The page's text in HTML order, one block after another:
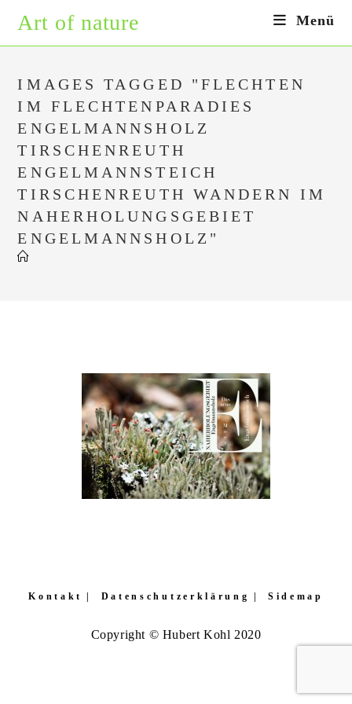
Inhalt
springen
Art of nature Menü
IMAGES TAGGED "FLECHTEN
IM FLECHTENPARADIES
ENGELMANNSHOLZ
TIRSCHENREUTH
ENGELMANNSTEICH
TIRSCHENREUTH WANDERN IM
NAHERHOLUNGSGEBIET
ENGELMANNSHOLZ"
Kontakt Datenschutzerklärung Sidemap
Copyright © Hubert Kohl 2020